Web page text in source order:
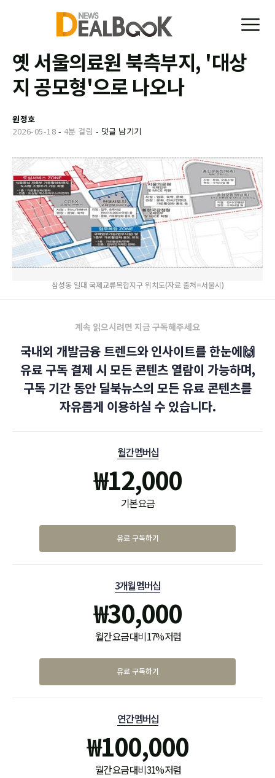
옛 서울의료원 북측부지, '대상
지 공모형'으로 나오나
원정호
2026-05-18 - 4분 걸림 - 댓글 남기기
삼성동 일대 국제교류복합지구 위치도(자료 출처=서울시)
계속 읽으시려면 지금 구독해주세요
국내외 개발금융 트렌드와 인사이트를 한눈에🙌
유료 구독 결제 시 모든 콘텐츠 열람이 가능하며,
구독 기간 동안 딜북뉴스의 모든 유료 콘텐츠를
자유롭게 이용하실 수 있습니다.
월간 멤버십
₩12,000
기본 요금
유료 구독하기
3개월 멤버십
₩30,000
월간 요금 대비 17% 저렴
유료 구독하기
연간 멤버십
₩100,000
월간 요금 대비 31% 저렴